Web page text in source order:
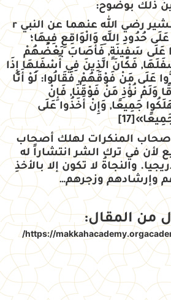
ذلك بوضوح:
فعن النعمان بن بشير رضي الله عنهما عن النبي r
حُدُودِ اللَّهِ وَالْوَاقِعِ فِيهَا؛
عَلَى سَفِينَةٍ, فَأَصَابَ بَعْضُهُمْ
فَكَانَ الَّذِينَ فِي أَسْفَلِهَا إِذَا
عَلَى مَنْ فَوْقَهُمْ, فَقَالُوا: لَوْ أَنَّا
وَلَمْ نُؤْذِ مَنْ فَوْقَنَا, فَإِنْ
جَمِيعًا, وَإِنْ أَخَذُوا عَلَى
[17]
أصحاب المنكرات لهلك أصحاب
لأن في ترك الشر انتشاراً له
والنجاةُ لا تكون إلا بالأخذِ
وإرشادهم وزجرهم…
من المقال:
https://